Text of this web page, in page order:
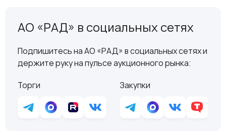
АО «РАД» в социальных сетях
Подпишитесь на АО «РАД» в социальных сетях и
держите руку на пульсе аукционного рынка:
Торги
Закупки